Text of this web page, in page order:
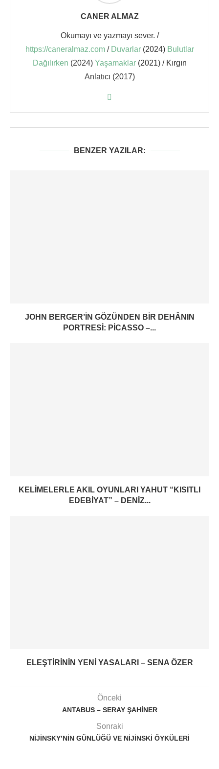
CANER ALMAZ
Okumayı ve yazmayı sever. /
https://caneralmaz.com/ Duvarlar (2024) Bulutlar
Dağılırken (2024) Yaşamaklar(2021) / Kırgın
Anlatıcı (2017)
BENZER YAZILAR:
JOHN BERGER’IN GÖZÜNDEN BIR DEHÂNIN
PORTRESI: PICASSO –...
KELIMELERLE AKIL OYUNLARI YAHUT “KISITLI
EDEBIYAT” – DENIZ...
ELEŞTIRININ YENI YASALARI – SENA ÖZER
Önceki
ANTABUS – SERAY ŞAHINER
Sonraki
NIJINSKY’NIN GÜNLÜĞÜ VE NIJINSKI ÖYKÜLERI